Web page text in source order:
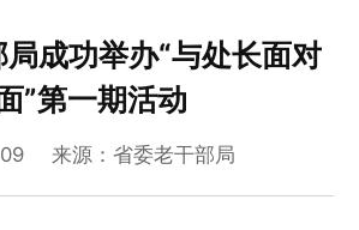
成功举办“与处长面对
”第一期活动
来源：省委老干部局